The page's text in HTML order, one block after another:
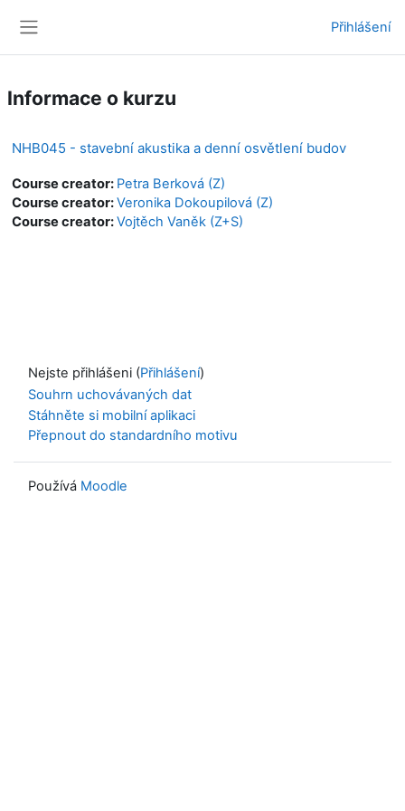
Přihlášení
Informace o kurzu
NHB045 - stavební akustika a denní osvětlení budov
Course creator: Petra Berková (Z)
Course creator:Veronika Dokoupilová (Z)
Course creator:Vojtěch Vaněk (Z+S)
Nejste přihlášeni (Přihlášení)
Souhrn uchovávaných dat
Stáhněte si mobilní aplikaci
Přepnout do standardního motivu
Používá Moodle